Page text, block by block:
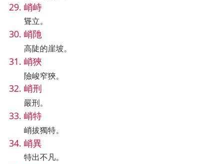
峭峙
聳立。
峭阤
高陡的崖坡。
峭狹
險峻窄狹。
峭刑
嚴刑。
峭特
峭拔獨特。
峭異
特出不凡。